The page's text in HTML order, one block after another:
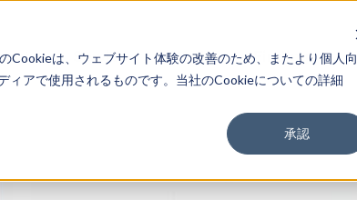
Cookieは、ウェブサイト体験の改善のため、またより個人向
アで使用されるものです。当社のCookieについての詳細
承認
Service Work Findings